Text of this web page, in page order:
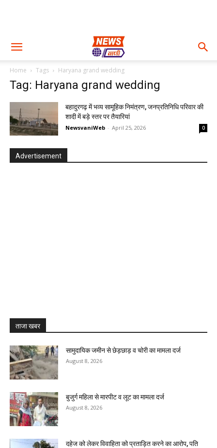
Home Tags Haryana grand wedding
Tag: Haryana grand wedding
बहादुरगढ़ में भव्य सामूहिक निमंत्रण, जनप्रतिनिधि परिवार की
शादी में बड़े स्तर पर तैयारियां
NewsvaniWeb - April 25, 2026 0
Advertisement
ताजा खबर
सामुदायिक जमीन से छेड़छाड़ व चोरी का मामला दर्ज
August 8, 2026
बुजुर्ग महिला से मारपीट व लूट का मामला दर्ज
August 8, 2026
दहेज को लेकर विवाहिता को प्रताड़ित करने का आरोप, पति